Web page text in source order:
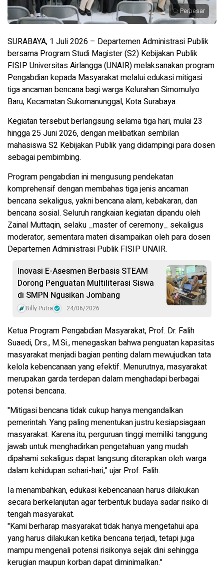
Perbesar
SURABAYA, 1 Juli 2026 – Departemen Administrasi Publik
bersama Program Studi Magister (S2) Kebijakan Publik
FISIP Universitas Airlangga (UNAIR) melaksanakan program
Pengabdian kepada Masyarakat melalui edukasi mitigasi
tiga ancaman bencana bagi warga Kelurahan Simomulyo
Baru, Kecamatan Sukomanunggal, Kota Surabaya.
Kegiatan tersebut berlangsung selama tiga hari, mulai 23
hingga 25 Juni 2026, dengan melibatkan sembilan
mahasiswa S2 Kebijakan Publik yang didampingi para dosen
sebagai pembimbing.
Program pengabdian ini mengusung pendekatan
komprehensif dengan membahas tiga jenis ancaman
bencana sekaligus, yakni bencana alam, kebakaran, dan
bencana sosial. Seluruh rangkaian kegiatan dipandu oleh
Zainal Muttaqin, selaku _master of ceremony_ sekaligus
moderator, sementara materi disampaikan oleh para dosen
Departemen Administrasi Publik FISIP UNAIR.
Inovasi E-Asesmen Berbasis STEAM
Dorong Penguatan Multiliterasi Siswa
di SMPN Ngusikan Jombang
Billy Putra 24/06/2026
Ketua Program Pengabdian Masyarakat, Prof. Dr. Falih
Suaedi, Drs., M.Si., menegaskan bahwa penguatan kapasitas
masyarakat menjadi bagian penting dalam mewujudkan tata
kelola kebencanaan yang efektif. Menurutnya, masyarakat
merupakan garda terdepan dalam menghadapi berbagai
potensi bencana.
"Mitigasi bencana tidak cukup hanya mengandalkan
pemerintah. Yang paling menentukan justru kesiapsiagaan
masyarakat. Karena itu, perguruan tinggi memiliki tanggung
jawab untuk menghadirkan pengetahuan yang mudah
dipahami sekaligus dapat langsung diterapkan oleh warga
dalam kehidupan sehari-hari," ujar Prof. Falih.
Ia menambahkan, edukasi kebencanaan harus dilakukan
secara berkelanjutan agar terbentuk budaya sadar risiko di
tengah masyarakat.
"Kami berharap masyarakat tidak hanya mengetahui apa
yang harus dilakukan ketika bencana terjadi, tetapi juga
mampu mengenali potensi risikonya sejak dini sehingga
kerugian maupun korban dapat diminimalkan."